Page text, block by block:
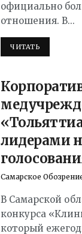
официально
отношения. В...
ЧИТАТЬ
лидерами
Самарское
В Самарской
конкурса
который